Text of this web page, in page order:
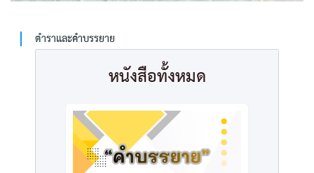
ตำราและคำบรรยาย
หนังสือทั้งหมด